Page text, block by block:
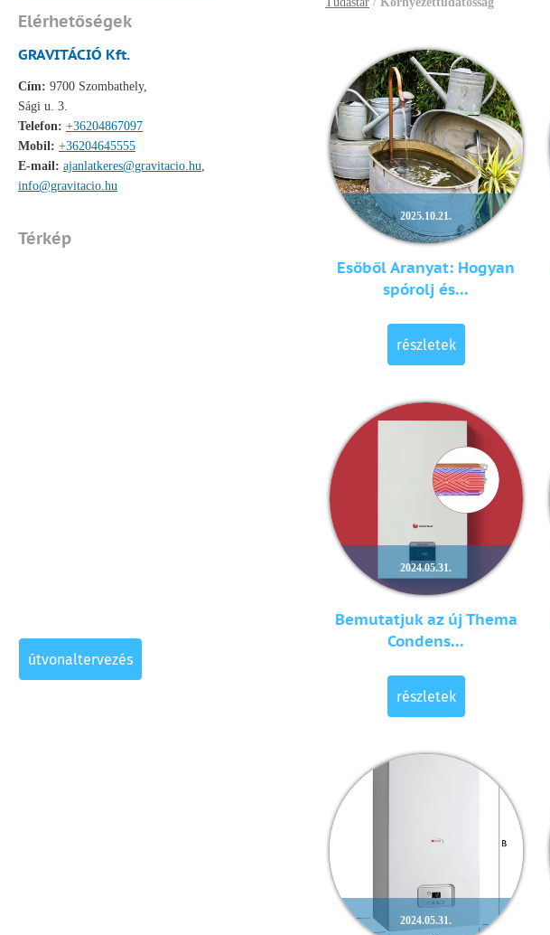
Elérhetőségek
GRAVITÁCIÓ Kft.
Cím: 9700 Szombathely,
Sági u. 3.
Telefon: +36204867097
Mobil: +36204645555
E-mail: ajanlatkeres@gravitacio.hu,
info@gravitacio.hu
Térkép
útvonaltervezés
2025.10.21.
Esőből Aranyat: Hogyan
spórolj és...
részletek
2024.05.31.
Bemutatjuk az új Thema
Condens...
részletek
2024.05.31.